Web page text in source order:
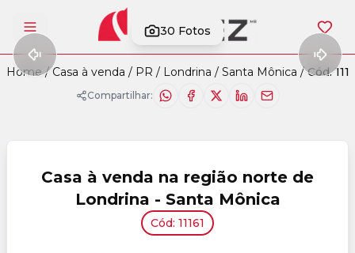
Abrir menu 30 Fotos
Home / Casa à venda / PR / Londrina / Santa Mônica / Cód.
Compartilhar:
Casa à venda na região norte de
Londrina - Santa Mônica
Cód: 11161